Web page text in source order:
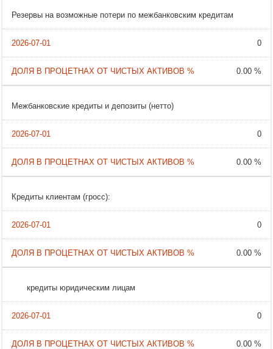
Резервы на возможные потери по межбанковским кредитам
0
0.00 %
Межбанковские кредиты и депозиты (нетто)
0
0.00 %
Кредиты клиентам (гросс):
0
0.00 %
кредиты юридическим лицам
0
0.00 %